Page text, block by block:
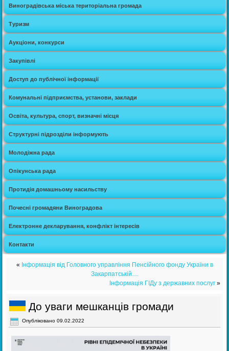
Виноградівська міська територіальна громада
Туризм
Аукціони, конкурси
Закупівлі
Доступ до публічної інформації
Комунальні підприємства, установи, заклади
Освіта, культура, спорт, визначні місця
Структурні підрозділи інформують
Молодіжна рада
Опікунська рада
Протидія домашньому насильству
Почесні громадяни Виноградова
Електронне декларування, конфлікт інтересів
Контакти
« Інформація від Головного управління Пенсійного фонду України в
Закарпатській…
Інформація ГІДу з державних послуг»
До уваги мешканців громади
Опубліковано 09.02.2022